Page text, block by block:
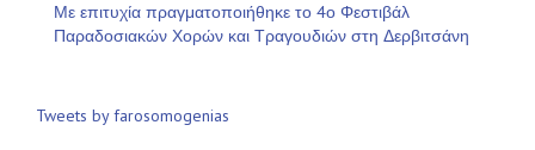
Με επιτυχία πραγματοποιήθηκε το 4ο Φεστιβάλ
Παραδοσιακών Χορών και Τραγουδιών στη Δερβιτσάνη
Tweets by farosomogenias